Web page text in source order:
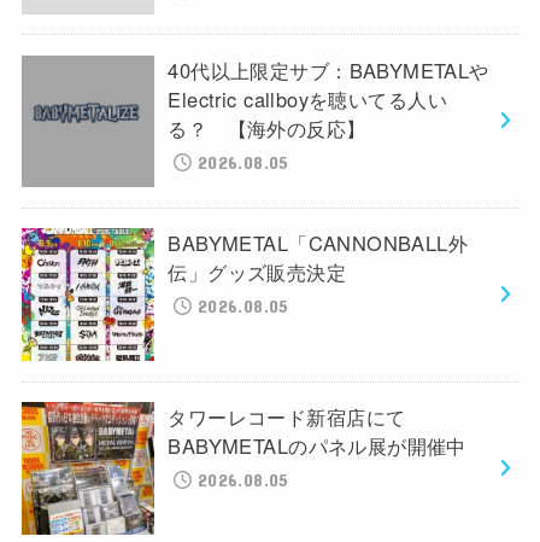
40代以上限定サブ：BABYMETALや
Electric callboyを聴いてる人い
る？ 【海外の反応】
2026.08.05
BABYMETAL「CANNONBALL外
伝」グッズ販売決定
2026.08.05
タワーレコード新宿店にて
BABYMETALのパネル展が開催中
2026.08.05